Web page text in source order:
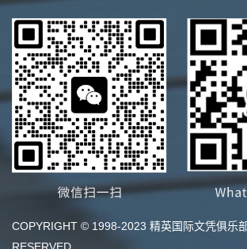
COPYRIGHT © 1998-2023 精英国际文凭俱乐